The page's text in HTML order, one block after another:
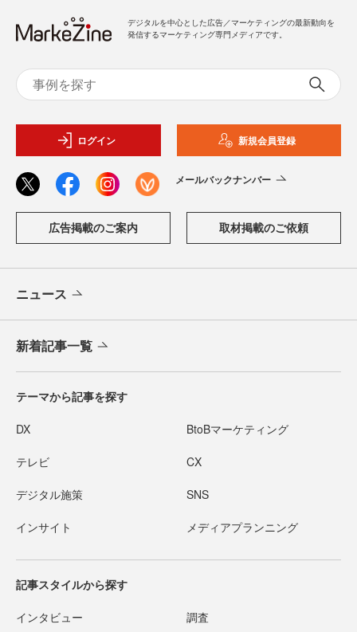
デジタルを中心とした広告／マーケティングの最新動向を
発信するマーケティング専門メディアです。
ログイン 新規会員登録
メールバックナンバー
広告掲載のご案内 取材掲載のご依頼
ニュース
新着記事一覧
テーマから記事を探す
DX BtoBマーケティング
テレビ CX
デジタル施策 SNS
インサイト メディアプランニング
記事スタイルから探す
インタビュー 調査